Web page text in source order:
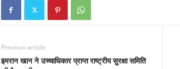
Previous article
इमरान खान ने उच्चाधिकार प्राप्त राष्ट्रीय सुरक्षा समिति